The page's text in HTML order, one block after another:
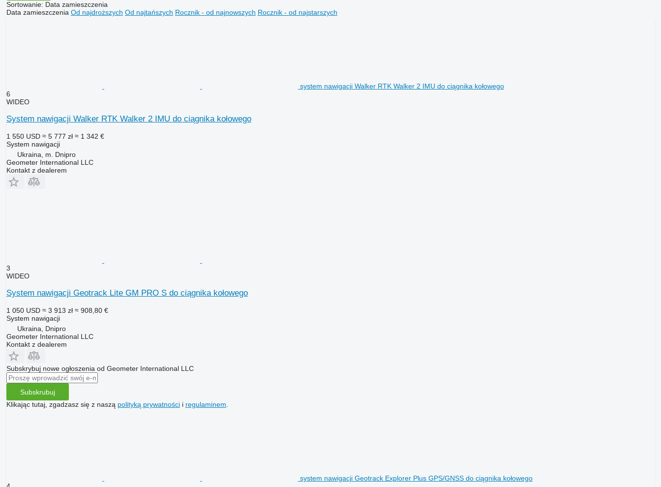
Sortowanie: Data zamieszczenia
Data zamieszczenia Od najdroższych Od najtańszych Rocznik - od najnowszych Rocznik - od najstarszych
system nawigacji Walker RTK Walker 2 IMU do ciągnika kołowego
6
WIDEO
System nawigacji Walker RTK Walker 2 IMU do ciągnika kołowego
1 550 USD ≈ 5 777 zł ≈ 1 342 €
System nawigacji
Ukraina, m. Dnipro
Geometer International LLC
Kontakt z dealerem
3
WIDEO
System nawigacji Geotrack Lite GM PRO S do ciągnika kołowego
1 050 USD ≈ 3 913 zł ≈ 908,80 €
System nawigacji
Ukraina, Dnipro
Geometer International LLC
Kontakt z dealerem
Subskrybuj nowe ogłoszenia od Geometer International LLC
Subskrubuj
Klikając tutaj, zgadzasz się z naszą polityką prywatnościi regulaminem
system nawigacji Geotrack Explorer Plus GPS/GNSS do ciągnika kołowego